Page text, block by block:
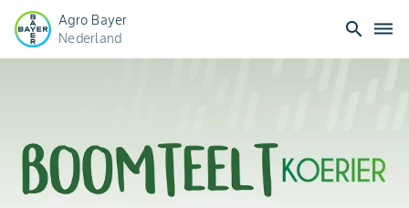
Agro Bayer
Nederland
search dehaze